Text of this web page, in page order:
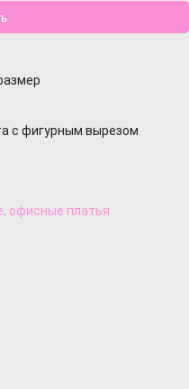
с фигурным вырезом
офисные платья